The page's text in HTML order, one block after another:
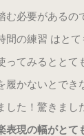
む必要があるの
間の練習 はとて
ってみるととて
履かないとでき
した！驚きまし
表現の幅がとて